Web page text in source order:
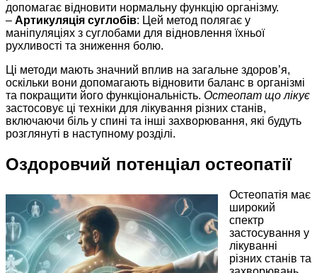
допомагає відновити нормальну функцію організму.
– Артикуляція суглобів: Цей метод полягає у
маніпуляціях з суглобами для відновлення їхньої
рухливості та зниження болю.
Ці методи мають значний вплив на загальне здоров’я,
оскільки вони допомагають відновити баланс в організмі
та покращити його функціональність. Остеопат що лікує
застосовує ці техніки для лікування різних станів,
включаючи біль у спині та інші захворювання, які будуть
розглянуті в наступному розділі.
Оздоровчий потенціал остеопатії
Остеопатія має
широкий
спектр
застосування у
лікуванні
різних станів та